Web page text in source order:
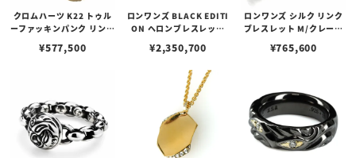
クロムハーツ K22 トゥル
ーファッキンパンク リング
¥577,500
ロンワンズ BLACK EDITI
ON ヘロンブレスレット
w/ K18イエローゴールド
クレーンリング w/ダイヤ
モンドカスタム
¥2,350,700
ロンワンズ シルク リンク
ブレスレット M/クレーン
¥765,600